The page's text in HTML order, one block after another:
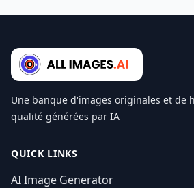
Une banque d'images originales et de
qualité générées par IA
QUICK LINKS
AI Image Generator